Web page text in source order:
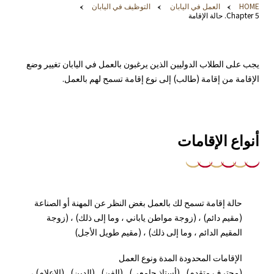
HOME العمل في اليابان
التوظيف في اليابان
Chapter 5. حالة الإقامة
يجب على الطلاب الدوليين الذين يرغبون بالعمل في اليابان تغيير وضع
الإقامة من إقامة (طالب) إلى نوع إقامة تسمح لهم بالعمل.
أنواع الإقامات
حالة إقامة تسمح لك بالعمل بغض النظر عن المهنة أو الصناعة
(مقيم دائم) ، (زوجة مواطن ياباني ، وما إلى ذلك) ، (زوجة
المقيم الدائم ، وما إلى ذلك) ، (مقيم طويل الأجل)
الإقامات المحدودة المدة ونوع العمل